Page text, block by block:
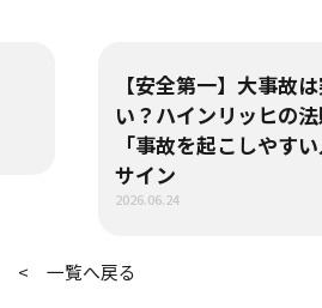
【安全第一】大事故
い？ハインリッヒの
「事故を起こしやす
サイン
2026.06.24
< 一覧へ戻る